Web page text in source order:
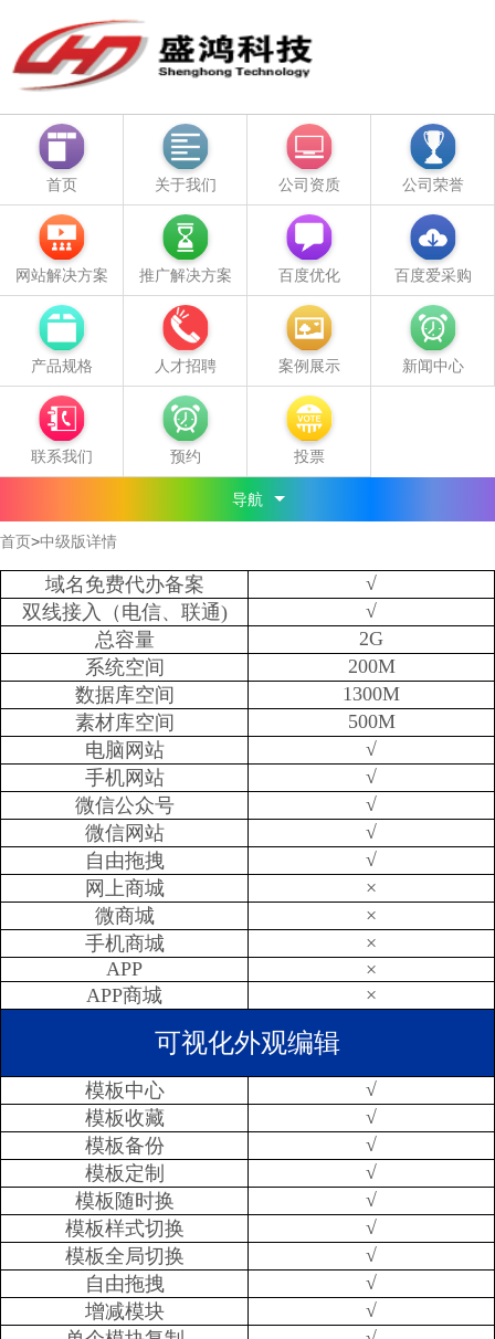
首页 关于我们 公司资质 公司荣誉
网站解决方案 推广解决方案 百度优化 百度爱采购
产品规格 人才招聘 案例展示 新闻中心
联系我们 预约 投票
导航
首页>中级版详情
域名免费代办备案
√
双线接入（电信、联通)
√
总容量
2G
系统空间
200M
数据库空间
1300M
素材库空间
500M
电脑网站
√
手机网站
√
微信公众号
√
微信网站
√
自由拖拽
√
网上商城
×
微商城
×
手机商城
×
APP
×
APP商城
×
可视化外观编辑
模板中心
√
模板收藏
√
模板备份
√
模板定制
√
模板随时换
√
模板样式切换
√
模板全局切换
√
自由拖拽
√
增减模块
√